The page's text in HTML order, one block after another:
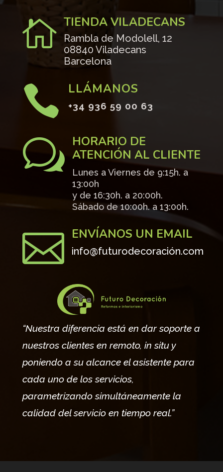
 TIENDA VILADECANS
Rambla de Modolell, 12
08840 Viladecans
Barcelona
 LLÁMANOS
+34 936 59 00 63
w HORARIO DE
ATENCIÓN AL CLIENTE
Lunes a Viernes de 9:15h. a
13:00h
y de 16:30h. a 20:00h.
Sábado de 10:00h. a 13:00h.
 ENVÍANOS UN EMAIL
info@futurodecoración.com
“Nuestra diferencia está en dar soporte a
nuestros clientes en remoto, in situ y
poniendo a su alcance el asistente para
cada uno de los servicios,
parametrizando simultáneamente la
calidad del servicio en tiempo real.”